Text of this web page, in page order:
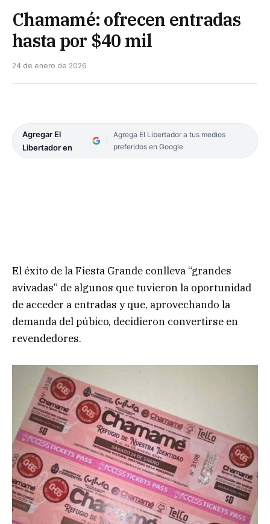
Chamamé: ofrecen entradas
hasta por $40 mil
24 de enero de 2026
Agregar El
Libertador en
Agrega El Libertador a tus medios
preferidos en Google
El éxito de la Fiesta Grande conlleva “grandes
avivadas” de algunos que tuvieron la oportunidad
de acceder a entradas y que, aprovechando la
demanda del púbico, decidieron convertirse en
revendedores.